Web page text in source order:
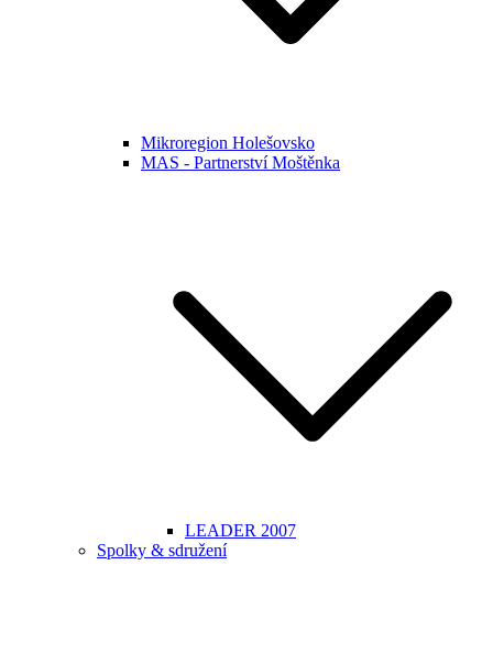
Mikroregion Holešovsko
MAS - Partnerství Moštěnka
LEADER 2007
Spolky & sdružení